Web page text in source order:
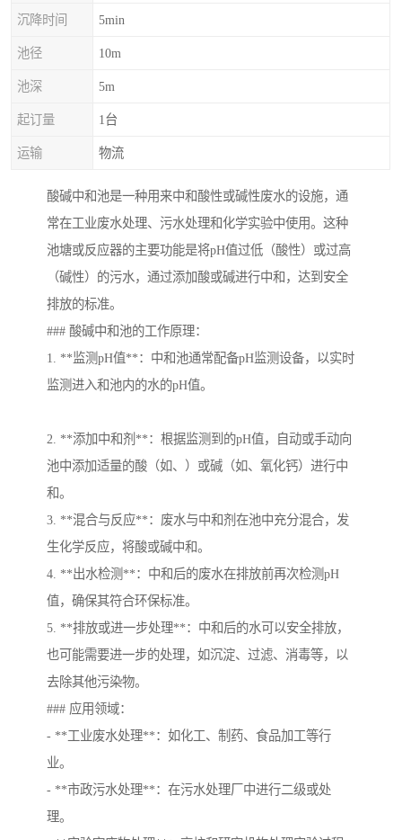
沉降时间 5min
池径 10m
池深 5m
起订量 1台
运输 物流
酸碱中和池是一种用来中和酸性或碱性废水的设施，通
常在工业废水处理、污水处理和化学实验中使用。这种
池塘或反应器的主要功能是将pH值过低（酸性）或过高
（碱性）的污水，通过添加酸或碱进行中和，达到安全
排放的标准。
### 酸碱中和池的工作原理：
1. **监测pH值**：中和池通常配备pH监测设备，以实时
监测进入和池内的水的pH值。
2. **添加中和剂**：根据监测到的pH值，自动或手动向
池中添加适量的酸（如、）或碱（如、氧化钙）进行中
和。
3. **混合与反应**：废水与中和剂在池中充分混合，发
生化学反应，将酸或碱中和。
4. **出水检测**：中和后的废水在排放前再次检测pH
值，确保其符合环保标准。
5. **排放或进一步处理**：中和后的水可以安全排放，
也可能需要进一步的处理，如沉淀、过滤、消毒等，以
去除其他污染物。
### 应用领域：
- **工业废水处理**：如化工、制药、食品加工等行
业。
- **市政污水处理**：在污水处理厂中进行二级或处
理。